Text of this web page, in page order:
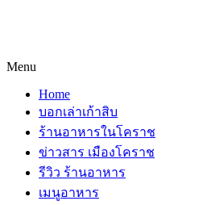
Menu
Home
บอกเล่าเก้าสิบ
ร้านอาหารในโคราช
ข่าวสาร เมืองโคราช
รีวิว ร้านอาหาร
เมนูอาหาร